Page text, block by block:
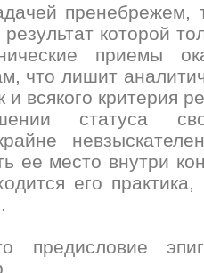
пренебрежем,
результат которой
приемы
что лишит
и всякого критерия
статуса
ее место внутри
его
предисловие